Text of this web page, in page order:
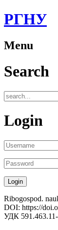
РГНУ
Menu
Search
Login
Ribogospod.
DOI: https://
УДК